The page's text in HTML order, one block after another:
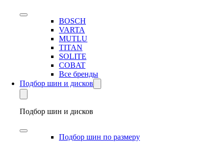
BOSCH
VARTA
MUTLU
TITAN
SOLITE
COBAT
Все бренды
Подбор шин и дисков
Подбор шин и дисков
Подбор шин по размеру